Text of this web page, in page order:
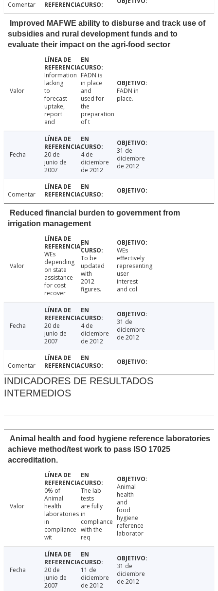
Comentar
Improved MAFWE ability to disburse and track use of
subsidies and rural development funds and to
evaluate their impact on the agri-food sector
Valor
Information
lacking
to
forecast
uptake,
report
and
FADN is
in place
and
used for
the
preparation
of t
FADN in
place.
Fecha
20 de
junio de
2007
4 de
diciembre
de 2012
31 de
diciembre
de 2012
Comentar
Reduced financial burden to government from
irrigation management
Valor
WEs
depending
on state
assistance
for cost
recover
To be
updated
with
2012
figures.
WEs
effectively
representing
user
interest
and col
Fecha
20 de
junio de
2007
4 de
diciembre
de 2012
31 de
diciembre
de 2012
Comentar
INDICADORES DE RESULTADOS
INTERMEDIOS
Animal health and food hygiene reference laboratories
achieve method/test work to pass ISO 17025
accreditation.
Valor
0% of
Animal
health
laboratories
in
compliance
wit
The lab
tests
are fully
in
compliance
with the
req
Animal
health
and
food
hygiene
reference
laborator
Fecha
20 de
junio de
2007
11 de
diciembre
de 2012
31 de
diciembre
de 2012